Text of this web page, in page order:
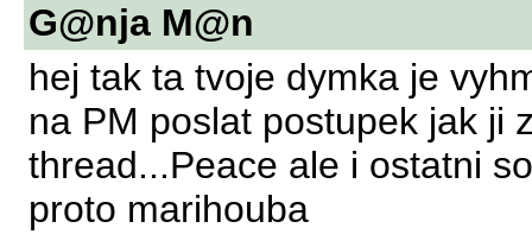
G@nja M@n
hej tak ta tvoje dymka je
na PM poslat postupek jak ji
thread...Peace ale i ostatni
proto marihouba